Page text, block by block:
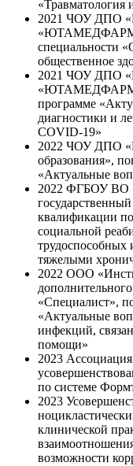
«Травматология
2021 ЧОУ ДПО
специальности
общественное
2021 ЧОУ ДПО
программе
диагностики и
COVID-19»
2022 ЧОУ ДПО
образования»,
«Актуальные
2022 ФГБОУ ВО
квалификации
социальной
тяжелыми
2022 ООО
«Специалист»,
«Актуальные
инфекций,
помощи»
2023
по системе
2023
клинической
возможности